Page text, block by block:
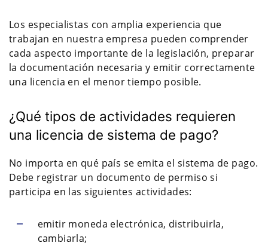
Los especialistas con amplia experiencia que
trabajan en nuestra empresa pueden comprender
cada aspecto importante de la legislación, preparar
la documentación necesaria y emitir correctamente
una licencia en el menor tiempo posible.
¿Qué tipos de actividades requieren
una licencia de sistema de pago?
No importa en qué país se emita el sistema de pago.
Debe registrar un documento de permiso si
participa en las siguientes actividades:
emitir moneda electrónica, distribuirla,
cambiarla;